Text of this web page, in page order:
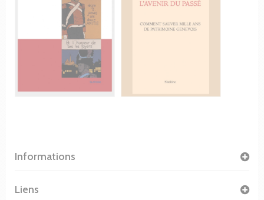
Informations
Liens